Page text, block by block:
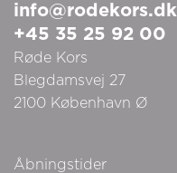
info@rodekors.dk
+45 35 25 92 00
Røde Kors
Blegdamsvej 27
2100 København Ø
Åbningstider